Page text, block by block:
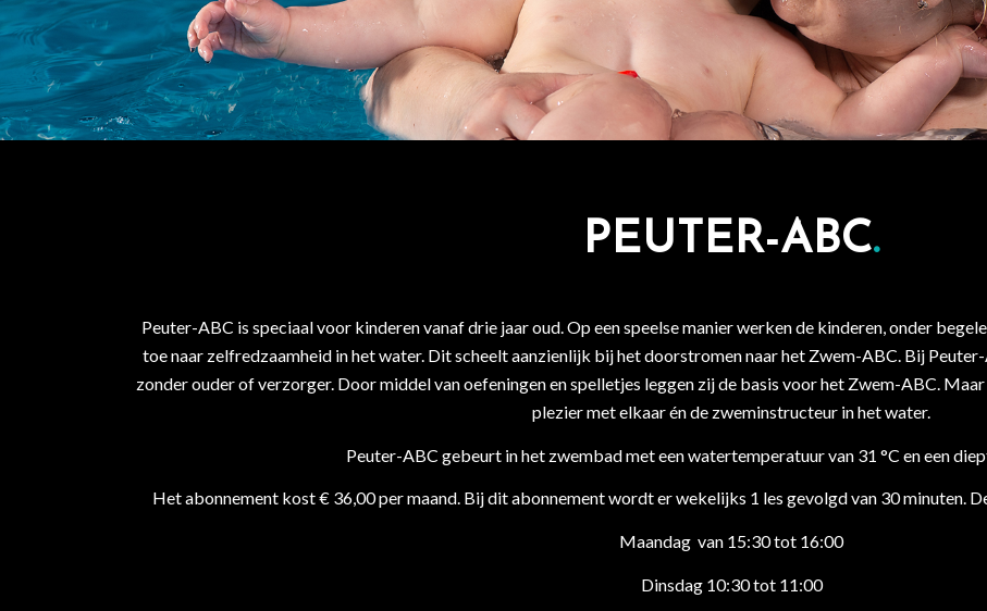
PEUTER-ABC.
Peuter-ABC is speciaal voor kinderen vanaf drie jaar oud. Op een speelse manier werken de kinderen, onder
toe naar zelfredzaamheid in het water. Dit scheelt aanzienlijk bij het doorstromen naar het Zwem-ABC. Bij
zonder ouder of verzorger. Door middel van oefeningen en spelletjes leggen zij de basis voor het Zwem-ABC.
plezier met elkaar én de zweminstructeur in het water.
Peuter-ABC gebeurt in het zwembad met een watertemperatuur van 31 °C en een
Het abonnement kost € 36,00 per maand. Bij dit abonnement wordt er wekelijks 1 les gevolgd van 30 minuten.
Maandag van 15:30 tot 16:00
Dinsdag 10:30 tot 11:00